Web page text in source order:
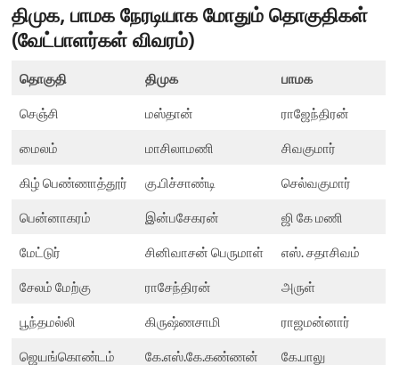
திமுக, பாமக நேரடியாக மோதும் தொகுதிகள்
(வேட்பாளர்கள் விவரம்)
தொகுதி திமுக பாமக
செஞ்சி மஸ்தான் ராஜேந்திரன்
மைலம் மாசிலாமணி சிவகுமார்
கிழ் பெண்ணாத்தூர் கு.பிச்சாண்டி செல்வகுமார்
பென்னாகரம் இன்பசேகரன் ஜி கே மணி
மேட்டுர் சினிவாசன் பெருமாள் எஸ். சதாசிவம்
சேலம் மேற்கு ராசேந்திரன் அருள்
பூந்தமல்லி கிருஷ்ணசாமி ராஜமன்னார்
ஜெயங்கொண்டம் கே.எஸ்.கே.கண்ணன் கே.பாலு